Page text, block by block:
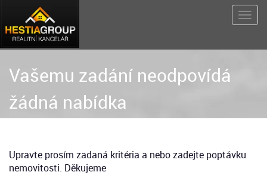
Vašemu zadání neodpovídá
žádná nabídka
Upravte prosím zadaná kritéria a nebo zadejte poptávku
nemovitosti. Děkujeme